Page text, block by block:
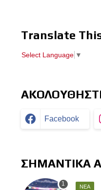
Translate
Select Language ▼
Facebook
ΣΗΜΑΝΤΙΚΑ
ΝΕΑ